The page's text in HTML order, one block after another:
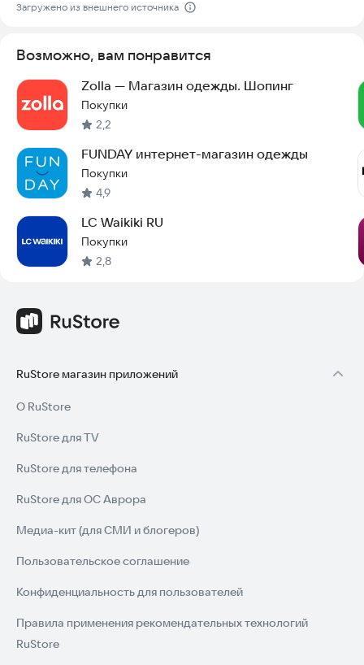
Загружено из внешнего источника
Возможно, вам понравится
Zolla — Магазин одежды. Шопинг
Покупки
2,2
FUNDAY интернет-магазин одежды
Покупки
4,9
LC Waikiki RU
Покупки
2,8
RuStore магазин приложений
О RuStore
RuStore для TV
RuStore для телефона
RuStore для ОС Аврора
Медиа-кит (для СМИ и блогеров)
Пользовательское соглашение
Конфиденциальность для пользователей
Правила применения рекомендательных технологий
RuStore